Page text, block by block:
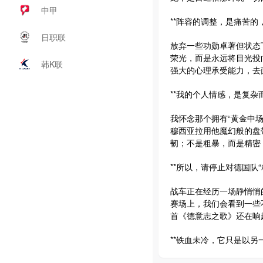
中甲
日职联
韩K联
**阵容的调整，是痛苦的
放弃一些功勋卓著但状
荣光，而是永远将目光
强大的心理承受能力，
**我的个人情感，是复杂
我怀念那个拥有“黄金中
穆西亚拉用他魔幻般的
韧；不是粗暴，而是精
**所以，请停止对德国队
战车正在经历一场静悄
赛场上，我们会看到一
首《德意志之歌》还在
**铁血未冷，它只是以另